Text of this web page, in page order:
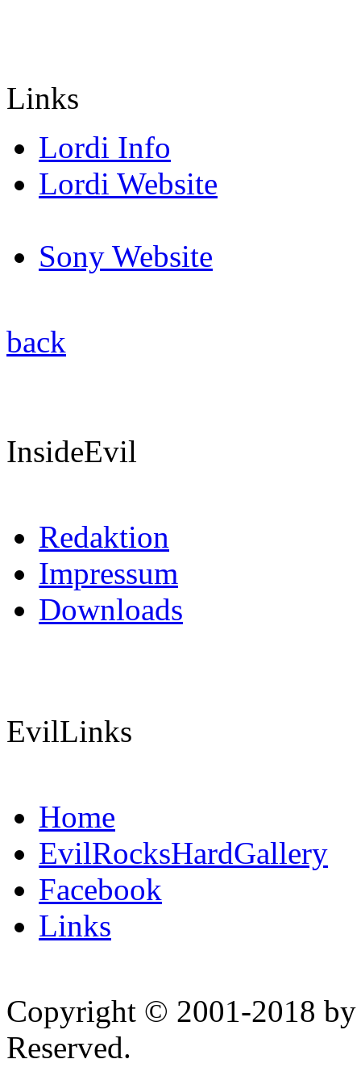
Links
Lordi Info
Lordi Website
Sony Website
back
InsideEvil
Redaktion
Impressum
Downloads
EvilLinks
Home
EvilRocksHardGallery
Facebook
Links
Copyright © 2001-2018
Reserved.